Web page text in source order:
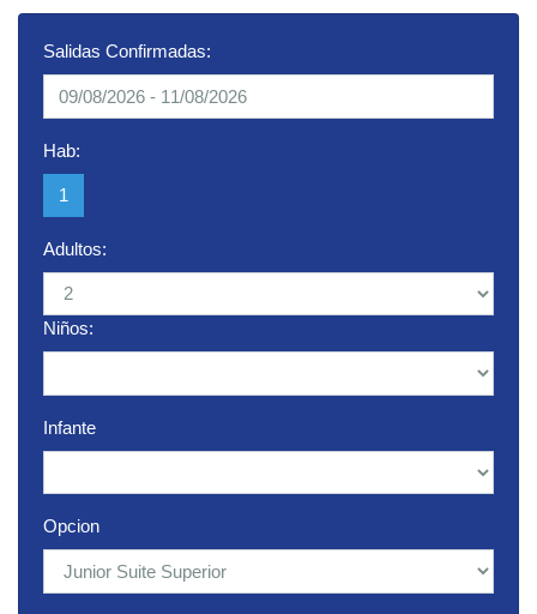
Salidas Confirmadas:
Hab:
1
Adultos:
Niños:
Infante
Opcion